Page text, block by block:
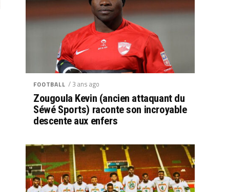
FOOTBALL / 3 ans ago
Zougoula Kevin (ancien attaquant du
Séwé Sports) raconte son incroyable
descente aux enfers